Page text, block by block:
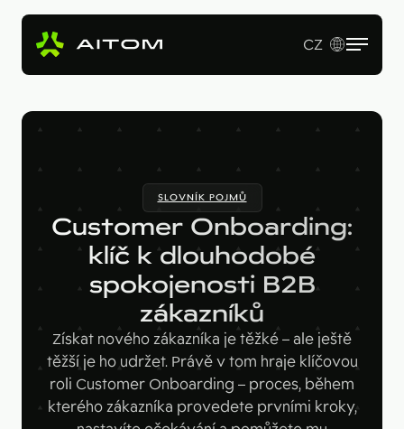
Vstupní studie
Tvorba webu a online aplikací
B2B marketing
AI Copy & SEO Booster
Soutěžní portál
Kariérní web
Pro koho
B2B firmy
Velké značky
Startupy
Technologie
Hotjar
Ahrefs
Google Looker Studio
Figma
Naše práce
O nás
Blog
Kontakt
EN
CZ
SLOVNÍK POJMŮ
Customer Onboarding:
klíč k dlouhodobé
spokojenosti B2B
zákazníků
Získat nového zákazníka je těžké – ale ještě
těžší je ho udržet. Právě v tom hraje klíčovou
roli Customer Onboarding – proces, během
kterého zákazníka provedete prvními kroky,